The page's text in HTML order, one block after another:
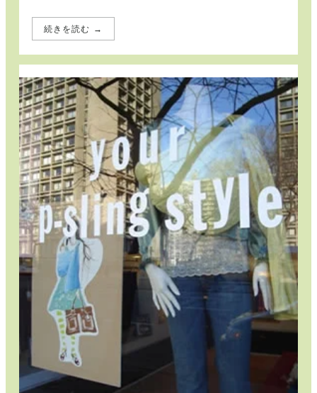
続きを読む →
:
や
か
な
サ
ン
セ
ッ
ト
オ
レ
ン
ジ
で
楽
し
む
か
け